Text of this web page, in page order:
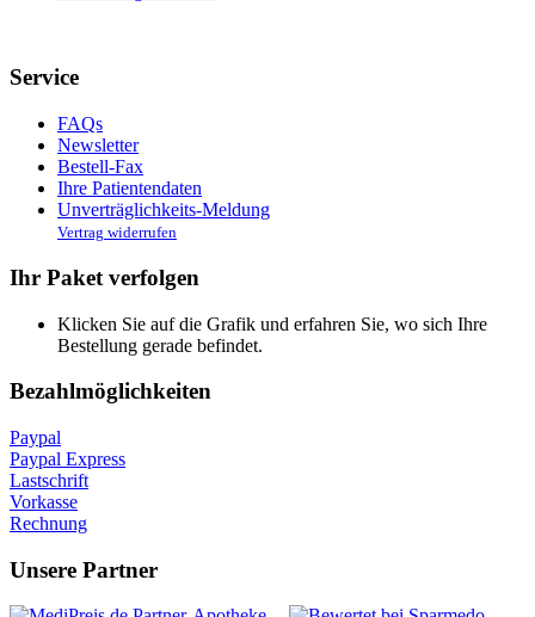
Service
FAQs
Newsletter
Bestell-Fax
Ihre Patientendaten
Unverträglichkeits-Meldung
Vertrag widerrufen
Ihr Paket verfolgen
Klicken Sie auf die Grafik und erfahren Sie, wo sich Ihre
Bestellung gerade befindet.
Bezahlmöglichkeiten
Paypal
Paypal Express
Lastschrift
Vorkasse
Rechnung
Unsere Partner